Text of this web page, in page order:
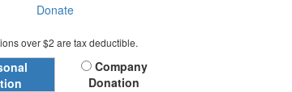
Donate
over $2 are tax deductible.
Company
Donation